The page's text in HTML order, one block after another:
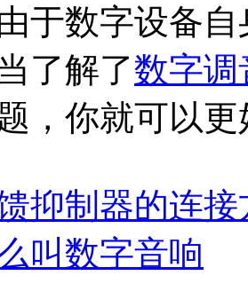
于数字设备
了解了数字调
，你就可以
抑制器的连接
叫数字音响